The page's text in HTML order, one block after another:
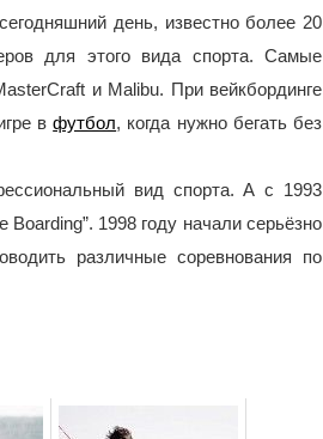
день, известно более 20
для этого вида спорта. Самые
и Malibu. При вейкбординге
вфутбол, когда нужно бегать без
вид спорта. А c 1993
1998 году начали серьёзно
различные соревнования по